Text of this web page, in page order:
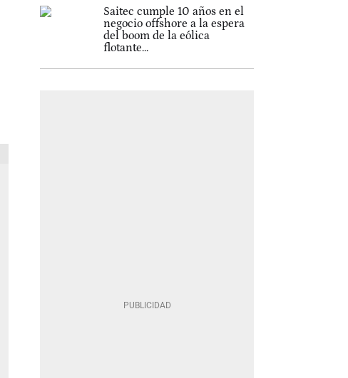
Saitec cumple 10 años en el
negocio offshore a la espera
del boom de la eólica
flotante...